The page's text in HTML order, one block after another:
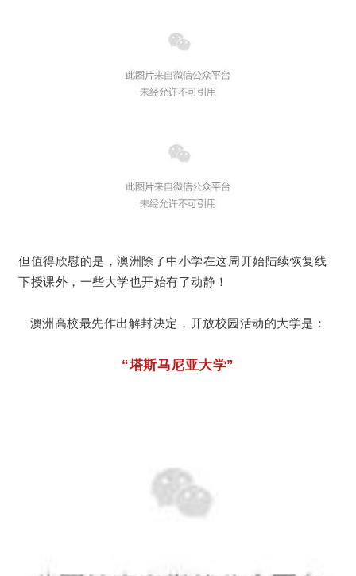
但值得欣慰的是，澳洲除了中小学在这周开始陆续恢复线
下授课外，一些大学也开始有了动静！
澳洲高校最先作出解封决定，开放校园活动的大学是：
“塔斯马尼亚大学”